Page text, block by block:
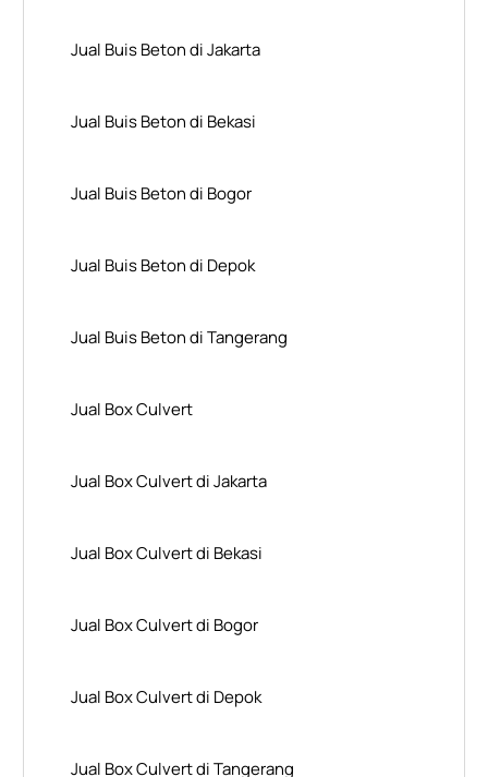
Jual Buis Beton di Jakarta
Jual Buis Beton di Bekasi
Jual Buis Beton di Bogor
Jual Buis Beton di Depok
Jual Buis Beton di Tangerang
Jual Box Culvert
Jual Box Culvert di Jakarta
Jual Box Culvert di Bekasi
Jual Box Culvert di Bogor
Jual Box Culvert di Depok
Jual Box Culvert di Tangerang